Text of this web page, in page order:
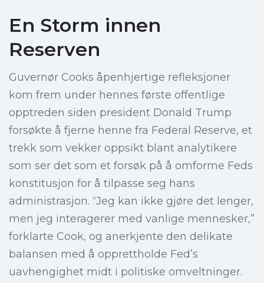
En Storm innen
Reserven
Guvernør Cooks åpenhjertige refleksjoner
kom frem under hennes første offentlige
opptreden siden president Donald Trump
forsøkte å fjerne henne fra Federal Reserve, et
trekk som vekker oppsikt blant analytikere
som ser det som et forsøk på å omforme Feds
konstitusjon for å tilpasse seg hans
administrasjon. “Jeg kan ikke gjøre det lenger,
men jeg interagerer med vanlige mennesker,”
forklarte Cook, og anerkjente den delikate
balansen med å opprettholde Fed’s
uavhengighet midt i politiske omveltninger.